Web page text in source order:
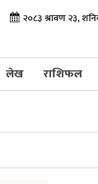
२०८३ श्रावण २३,
लेख राशिफल